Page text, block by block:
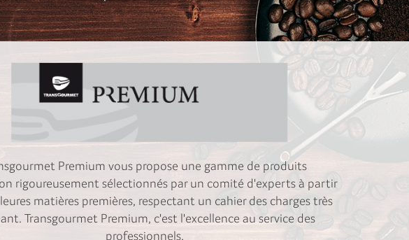
Premium vous propose une gamme de produits
rigoureusement sélectionnés par un comité d'experts à partir
matières premières, respectant un cahier des charges très
Transgourmet Premium, c'est l'excellence au service des
professionnels.